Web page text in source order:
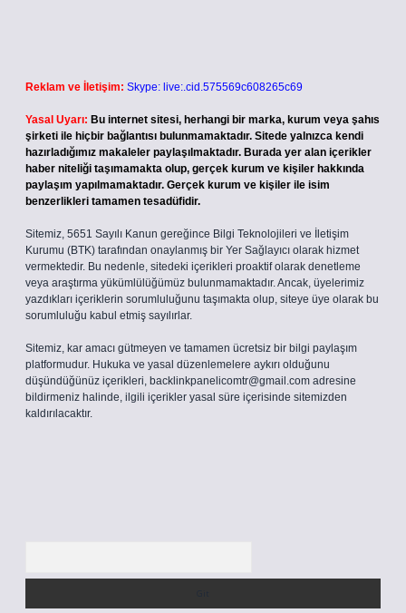
Reklam ve İletişim: Skype: live:.cid.575569c608265c69
Yasal Uyarı: Bu internet sitesi, herhangi bir marka, kurum veya şahıs
şirketi ile hiçbir bağlantısı bulunmamaktadır. Sitede yalnızca kendi
hazırladığımız makaleler paylaşılmaktadır. Burada yer alan içerikler
haber niteliği taşımamakta olup, gerçek kurum ve kişiler hakkında
paylaşım yapılmamaktadır. Gerçek kurum ve kişiler ile isim
benzerlikleri tamamen tesadüfidir.
Sitemiz, 5651 Sayılı Kanun gereğince Bilgi Teknolojileri ve İletişim
Kurumu (BTK) tarafından onaylanmış bir Yer Sağlayıcı olarak hizmet
vermektedir. Bu nedenle, sitedeki içerikleri proaktif olarak denetleme
veya araştırma yükümlülüğümüz bulunmamaktadır. Ancak, üyelerimiz
yazdıkları içeriklerin sorumluluğunu taşımakta olup, siteye üye olarak bu
sorumluluğu kabul etmiş sayılırlar.
Sitemiz, kar amacı gütmeyen ve tamamen ücretsiz bir bilgi paylaşım
platformudur. Hukuka ve yasal düzenlemelere aykırı olduğunu
düşündüğünüz içerikleri, backlinkpanelicomtr@gmail.com adresine
bildirmeniz halinde, ilgili içerikler yasal süre içerisinde sitemizden
kaldırılacaktır.